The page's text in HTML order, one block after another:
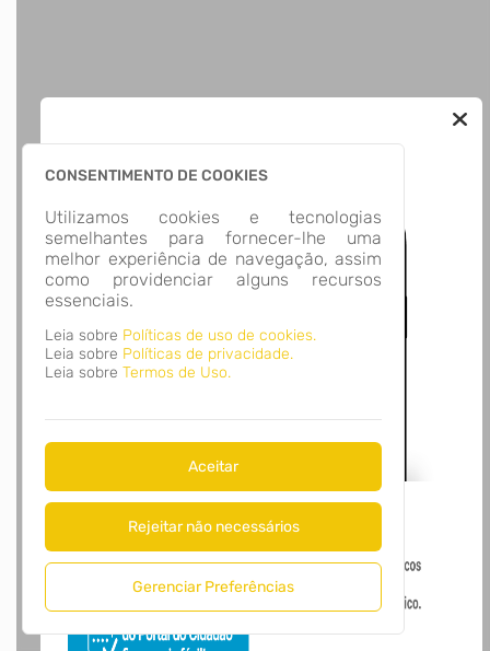
CONSENTIMENTO DE COOKIES
Utilizamos cookies e tecnologias
semelhantes para fornecer-lhe uma
melhor experiência de navegação, assim
como providenciar alguns recursos
essenciais.
Leia sobre Políticas de uso de cookies.
Leia sobre Políticas de privacidade.
Leia sobre Termos de Uso.
Aceitar
Rejeitar não necessários
Gerenciar Preferências
Acesso Gov.br